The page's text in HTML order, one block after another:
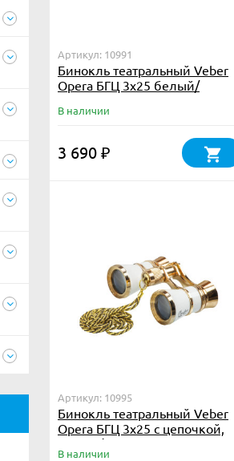
Артикул: 10991
Бинокль театральный Veber
Opera БГЦ 3x25 белый/
В наличии
3 690 ₽
Артикул: 10995
Бинокль театральный Veber
Opera БГЦ 3x25 с цепочкой,
белый/золотой
В наличии